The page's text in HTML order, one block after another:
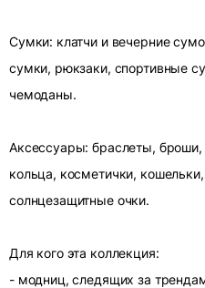
Сумки: клатчи и вечерние
сумки, рюкзаки, спортивные
чемоданы.
Аксессуары: браслеты,
кольца, косметички,
солнцезащитные очки.
Для кого эта коллекция:
- модниц, следящих за